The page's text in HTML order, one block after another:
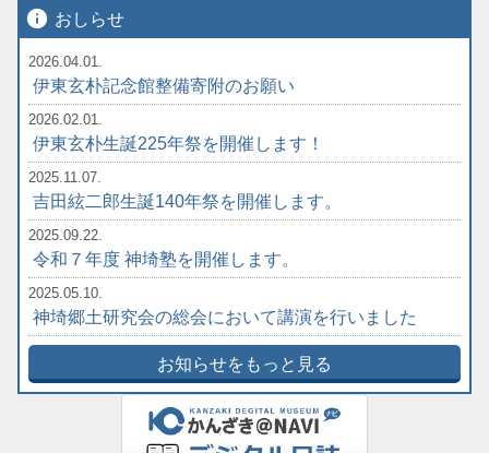
info おしらせ
2026.04.01.
伊東玄朴記念館整備寄附のお願い
2026.02.01.
伊東玄朴生誕225年祭を開催します！
2025.11.07.
吉田絃二郎生誕140年祭を開催します。
2025.09.22.
令和７年度 神埼塾を開催します。
2025.05.10.
神埼郷土研究会の総会において講演を行いました
お知らせをもっと見る